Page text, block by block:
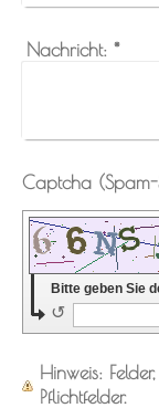
Nachricht: *
Bitte geben Sie
↺
Hinweis :
Pflichtfelder.